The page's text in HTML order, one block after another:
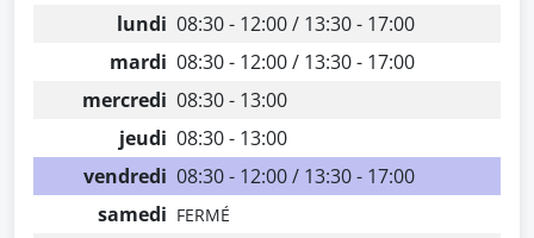
lundi 08:30 - 12:00 / 13:30 - 17:00
mardi 08:30 - 12:00 / 13:30 - 17:00
mercredi 08:30 - 13:00
jeudi 08:30 - 13:00
vendredi 08:30 - 12:00 / 13:30 - 17:00
samedi FERMÉ